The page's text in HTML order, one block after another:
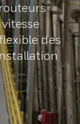
des